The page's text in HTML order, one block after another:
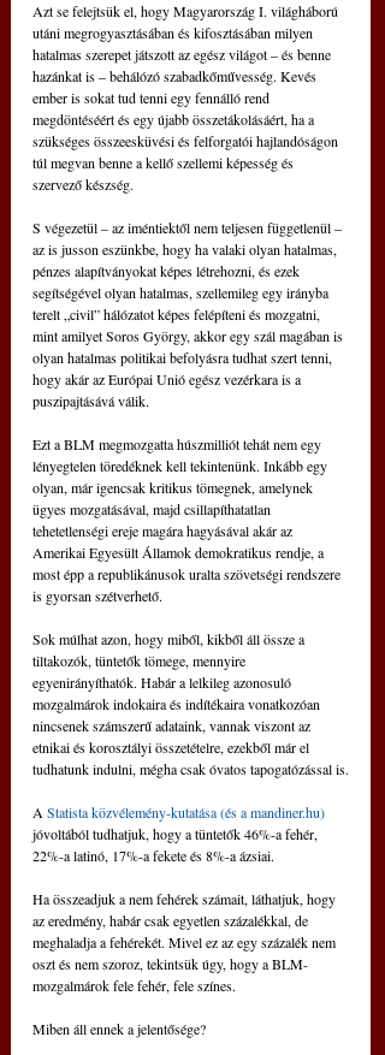
Azt se felejtsük el, hogy Magyarország I. világháború
utáni megrogyasztásában és kifosztásában milyen
hatalmas szerepet játszott az egész világot – és benne
hazánkat is – behálózó szabadkőművesség. Kevés
ember is sokat tud tenni egy fennálló rend
megdöntéséért és egy újabb összetákolásáért, ha a
szükséges összeesküvési és felforgatói hajlandóságon
túl megvan benne a kellő szellemi képesség és
szervező készség.
S végezetül – az iméntiektől nem teljesen függetlenül –
az is jusson eszünkbe, hogy ha valaki olyan hatalmas,
pénzes alapítványokat képes létrehozni, és ezek
segítségével olyan hatalmas, szellemileg egy irányba
terelt „civil” hálózatot képes felépíteni és mozgatni,
mint amilyet Soros György, akkor egy szál magában is
olyan hatalmas politikai befolyásra tudhat szert tenni,
hogy akár az Európai Unió egész vezérkara is a
puszipajtásává válik.
Ezt a BLM megmozgatta húszmilliót tehát nem egy
lényegtelen töredéknek kell tekintenünk. Inkább egy
olyan, már igencsak kritikus tömegnek, amelynek
ügyes mozgatásával, majd csillapíthatatlan
tehetetlenségi ereje magára hagyásával akár az
Amerikai Egyesült Államok demokratikus rendje, a
most épp a republikánusok uralta szövetségi rendszere
is gyorsan szétverhető.
Sok múlhat azon, hogy miből, kikből áll össze a
tiltakozók, tüntetők tömege, mennyire
egyenirányíthatók. Habár a lelkileg azonosuló
mozgalmárok indokaira és indítékaira vonatkozóan
nincsenek számszerű adataink, vannak viszont az
etnikai és korosztályi összetételre, ezekből már el
tudhatunk indulni, mégha csak óvatos tapogatózással is.
A Statista közvélemény-kutatása (és a mandiner.hu)
jóvoltából tudhatjuk, hogy a tüntetők 46%-a fehér,
22%-a latinó, 17%-a fekete és 8%-a ázsiai.
Ha összeadjuk a nem fehérek számait, láthatjuk, hogy
az eredmény, habár csak egyetlen százalékkal, de
meghaladja a fehérekét. Mivel ez az egy százalék nem
oszt és nem szoroz, tekintsük úgy, hogy a BLM-
mozgalmárok fele fehér, fele színes.
Miben áll ennek a jelentősége?